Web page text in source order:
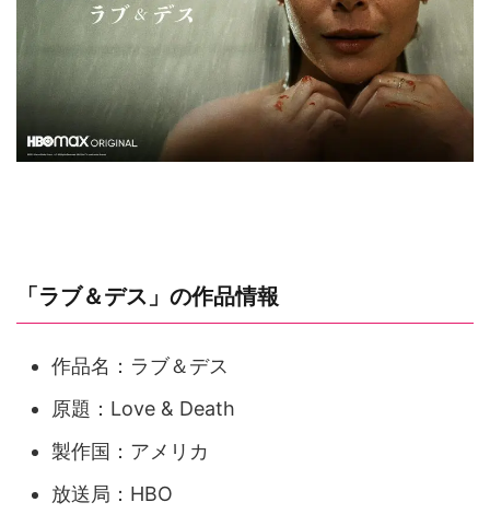
「ラブ＆デス」の作品情報
作品名：ラブ＆デス
原題：Love & Death
製作国：アメリカ
放送局：HBO